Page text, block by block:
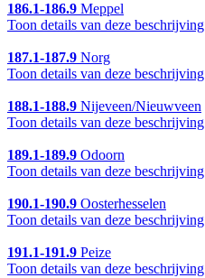
186.1-186.9 Meppel
Toon details van deze beschrijving
187.1-187.9 Norg
Toon details van deze beschrijving
188.1-188.9 Nijeveen/Nieuwveen
Toon details van deze beschrijving
189.1-189.9 Odoorn
Toon details van deze beschrijving
190.1-190.9 Oosterhesselen
Toon details van deze beschrijving
191.1-191.9 Peize
Toon details van deze beschrijving